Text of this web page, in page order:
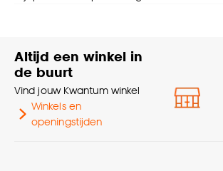
Altijd een winkel in
de buurt
Vind jouw Kwantum winkel
Winkels en
openingstijden